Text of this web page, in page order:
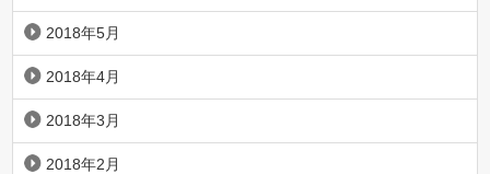
2018年5月
2018年4月
2018年3月
2018年2月